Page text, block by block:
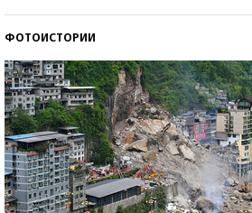
ФОТОИСТОРИИ